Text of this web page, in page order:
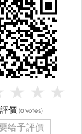
價 (0 votes)
给予評價